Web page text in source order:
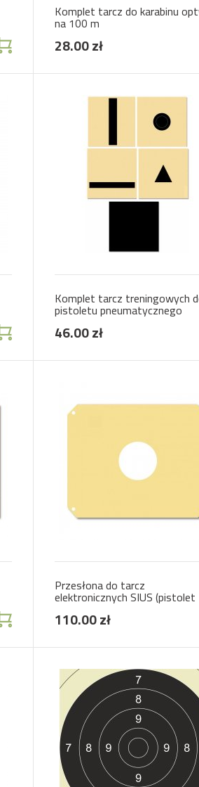
Komplet tarcz do karabinu
na 100 m
28.00 zł
Komplet tarcz treningowych
pistoletu pneumatycznego
46.00 zł
Przesłona do tarcz
elektronicznych SIUS (pistolet
pneumatyczny)
110.00 zł